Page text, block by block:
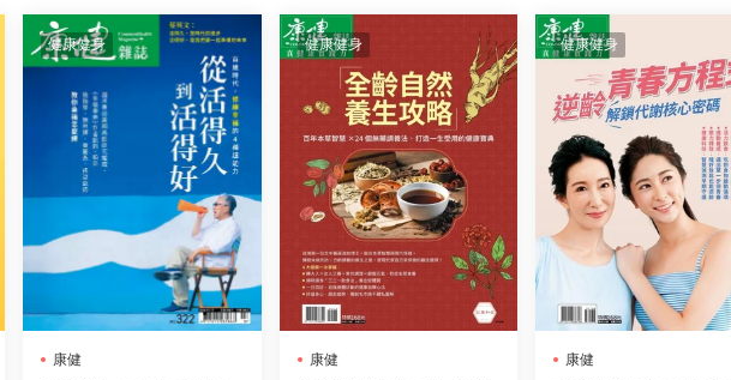
健康健身
康健
健康健身
康健
健康健身
康健